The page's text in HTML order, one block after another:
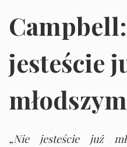
jesteście
„Nie jesteście już